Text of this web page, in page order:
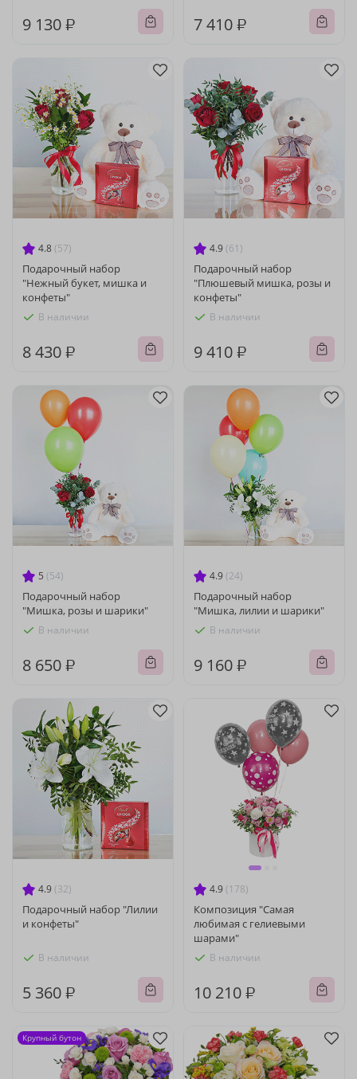
9 130 ₽ 7 410 ₽
4.8 (57)
Подарочный набор
"Нежный букет, мишка и
конфеты"
В наличии
8 430 ₽
4.9 (61)
Подарочный набор
"Плюшевый мишка, розы и
конфеты"
В наличии
9 410 ₽
5 (54)
Подарочный набор
"Мишка, розы и шарики"
В наличии
8 650 ₽
4.9 (24)
Подарочный набор
"Мишка, лилии и шарики"
В наличии
9 160 ₽
4.9 (32)
Подарочный набор "Лилии
и конфеты"
В наличии
5 360 ₽
4.9 (178)
Композиция "Самая
любимая с гелиевыми
шарами"
В наличии
10 210 ₽
Крупный бутон